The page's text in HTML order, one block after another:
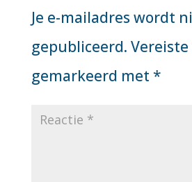
Je e-mailadres wordt
gepubliceerd.
gemarkeerd met *